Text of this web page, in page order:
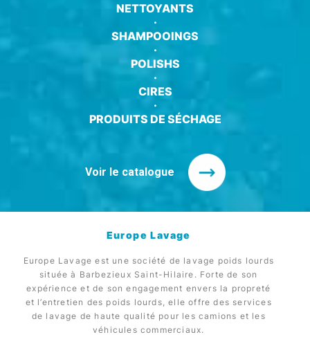
NETTOYANTS
·
SHAMPOOINGS
·
POLISHS
·
CIRES
·
PRODUITS DE SÉCHAGE
Voir le catalogue
Europe Lavage
Europe Lavage est une société de lavage poids lourds
située à Barbezieux Saint-Hilaire. Forte de son
expérience et de son engagement envers la propreté
et l’entretien des poids lourds, elle offre des services
de lavage de haute qualité pour les camions et les
véhicules commerciaux.